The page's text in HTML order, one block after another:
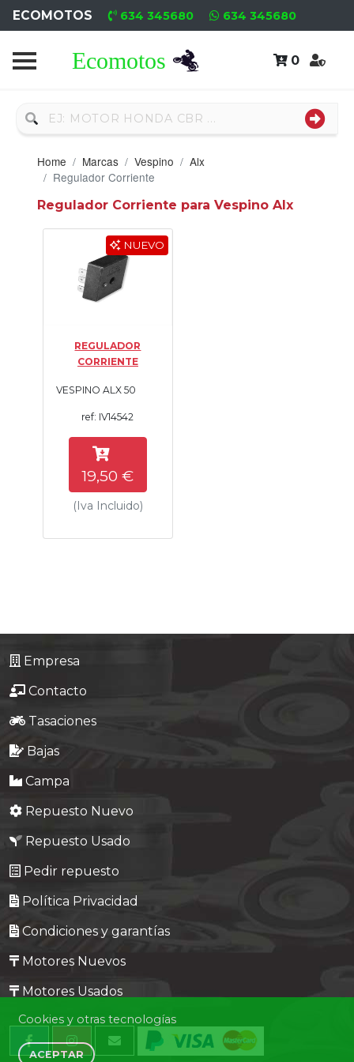
ECOMOTOS 634 345680 634 345680
0
Home
Usado
Neumáticos
Campa
Nuevos
Usados
Formulario
Empresa
Contacto
Home Marcas Vespino
Alx
Regulador Corriente
Regulador Corriente para Vespino Alx
NUEVO
REGULADOR
CORRIENTE
VESPINO ALX 50
ref: IV14542
19,50 €
(Iva Incluido)
Empresa
Contacto
Tasaciones
Bajas
Campa
Repuesto Nuevo
Repuesto Usado
Pedir repuesto
Política Privacidad
Condiciones y garantías
Motores Nuevos
Motores Usados
Cookies y otras tecnologías
ACEPTAR